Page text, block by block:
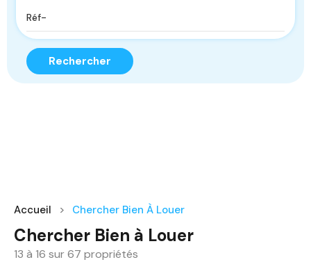
Rechercher
Accueil Chercher Bien À Louer
Chercher Bien à Louer
13 à 16 sur67 propriétés